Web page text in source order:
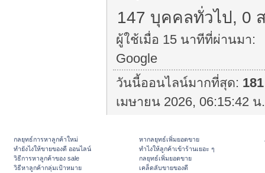
147 บุคคลทั่วไป, 0
ผู้ใช้เมื่อ 15 นาทีที่ผ่านมา:
Google
วันนี้ออนไลน์มากที่สุด: 181
เมษายน 2026, 06:15:42 น
กลยุทธ์การหาลูกค้าใหม่
ทํายังไงให้ขายของดี ออนไลน์
วิธีการหาลูกค้าของ sale
วิธีหาลูกค้ากลุ่มเป้าหมาย
หากลยุทธ์เพิ่มยอดขาย
ทําไงให้ลูกค้าเข้าร้านเยอะ ๆ
กลยุทธ์เพิ่มยอดขาย
เคล็ดลับขายของดี